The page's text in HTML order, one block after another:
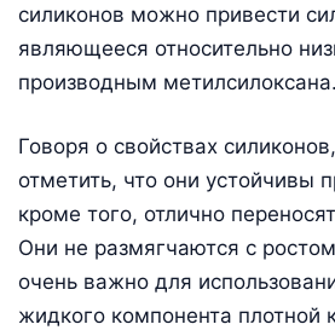
силиконов можно привести
являющееся относительно
производным метилсилоксана.
Говоря о свойствах
отметить, что они устойчивы
кроме того, отлично
Они не размягчаются с
очень важно для
жидкого компонента плотной